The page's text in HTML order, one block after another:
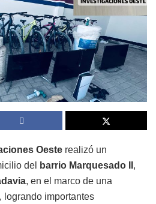
Oeste realizó un
del barrio Marquesado II ,
, en el marco de una
, logrando importantes